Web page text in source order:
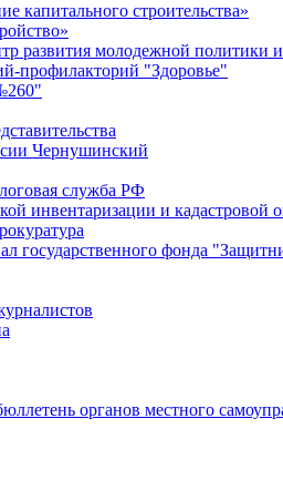
капитального строительства»
молодежной политики и
профилакторий "Здоровье"
Чернушинский
служба РФ
инвентаризации и кадастровой
государственного фонда
органов местного